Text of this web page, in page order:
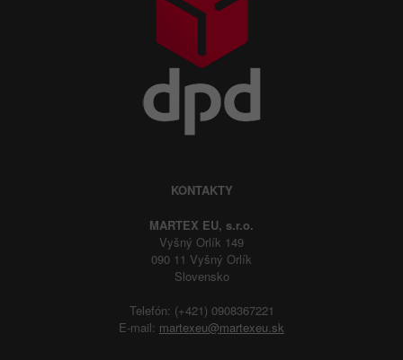
KONTAKTY
MARTEX EU, s.r.o.
Vyšný Orlík 149
090 11 Vyšný Orlík
Slovensko
Telefón: (+421) 0908367221
E-mail: martexeu@martexeu.sk